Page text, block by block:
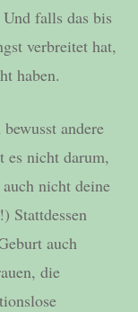
falls das bis
verbreitet hat,
haben.
andere
es nicht darum,
nicht deine
Stattdessen
auch
die